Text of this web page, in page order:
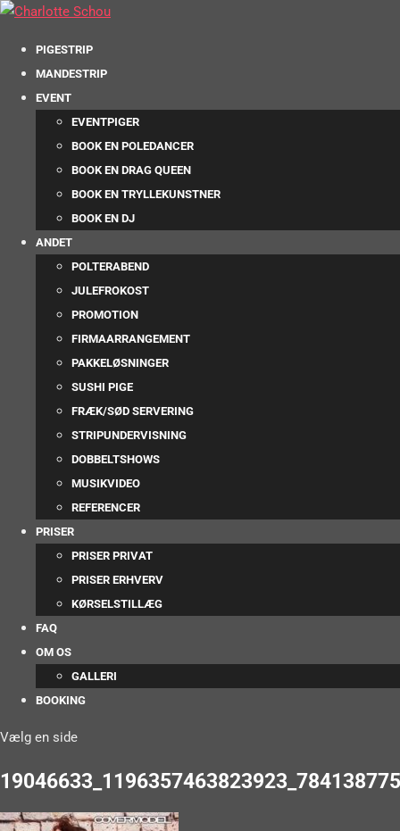
PIGESTRIP
MANDESTRIP
EVENT
EVENTPIGER
BOOK EN POLEDANCER
BOOK EN DRAG QUEEN
BOOK EN TRYLLEKUNSTNER
BOOK EN DJ
ANDET
POLTERABEND
JULEFROKOST
PROMOTION
FIRMAARRANGEMENT
PAKKELØSNINGER
SUSHI PIGE
FRÆK/SØD SERVERING
STRIPUNDERVISNING
DOBBELTSHOWS
MUSIKVIDEO
REFERENCER
PRISER
PRISER PRIVAT
PRISER ERHVERV
KØRSELSTILLÆG
FAQ
OM OS
GALLERI
BOOKING
Vælg en side